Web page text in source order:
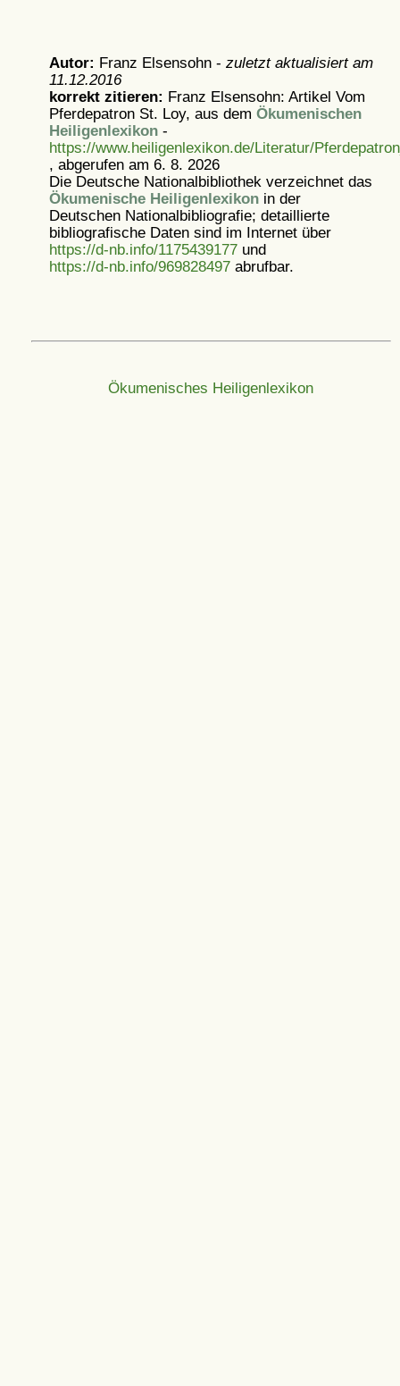
Autor: Franz Elsensohn - zuletzt aktualisiert am
11.12.2016
korrekt zitieren: Franz Elsensohn: Artikel Vom
Pferdepatron St. Loy, aus dem Ökumenischen
Heiligenlexikon-
https://www.heiligenlexikon.de/Literatur/
, abgerufen am 6. 8. 2026
Die Deutsche Nationalbibliothek verzeichnet das
Ökumenische Heiligenlexikonin der
Deutschen Nationalbibliografie; detaillierte
bibliografische Daten sind im Internet über
https://d-nb.info/1175439177und
https://d-nb.info/969828497abrufbar.
Ökumenisches Heiligenlexikon